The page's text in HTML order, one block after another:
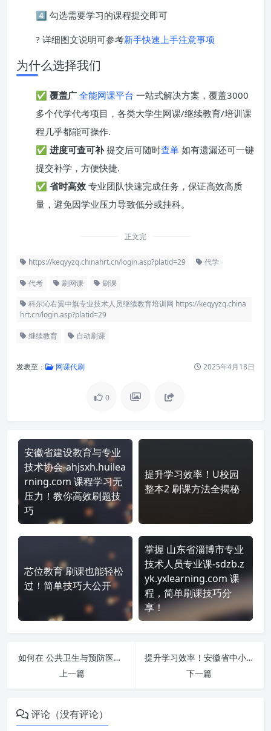
4️⃣ 勾选需要学习的课程提交即可
? 详细图文说明可参考新手快速上手注意事项
为什么选择我们
✅ 覆盖广 全能网课平台 一站式解决方案，覆盖3000
多个代学代考项目，各类大学生网课/继续教育/培训课
程几乎都能可操作.
✅ 进度可查可补提交后可随时查单 如有遗漏还可一键
提交补学，方便快捷.
✅ 省时高效 专业团队快速完成任务，保证高效高质
量，避免因学业压力导致低分或挂科。
正文完
https://keqyyzq.chinahrt.cn/login.asp?platid=29 代学
代考 刷网课
刷课
科尔沁右翼中旗专业技术人员继续教育培训网 https://keqyyzq.china
hrt.cn/login.asp?platid=29
继续教育 自动刷课
发表至： 网课代刷 2025年4月18日
0
安徽省建设教育与专业
技术协会-ahjsxh.huilea
rning.com 课程学习无
压力！教你高效刷题技
巧
提升学习效率！U校园
整本2 刷课方法全揭秘
芯位教育 刷课也能轻松
过！简单技巧大公开
掌握 山东省淄博市专业
技术人员专业课-sdzb.z
yk.yxlearning.com 课
程，简单刷课技巧分
享！
如何在 公共卫生与预防医学继续教育平台-大学习service.cpma.org.cn 平台快速完成学习任务？
上一篇
提升学习效率！安徽省中小学教师教育网-www.jsjy.ah.cn-单视频 刷课方法全揭秘
下一篇
评论（没有评论）